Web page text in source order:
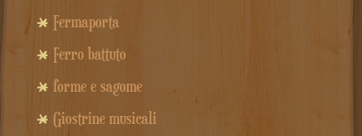
Fermaporta
Ferro battuto
forme e sagome
Giostrine musicali